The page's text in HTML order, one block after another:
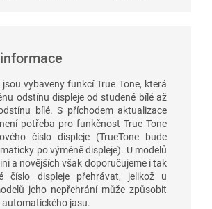
vybaveny funkcí True Tone, která
odstínu displeje od studené bílé až
bílé. S příchodem aktualizace
potřeba pro funkčnost True Tone
číslo displeje (TrueTone bude
po výměně displeje). U modelů
a novějších však doporučujeme i tak
číslo displeje přehrávat, jelikož u
jeho nepřehrání může způsobit
jasu.